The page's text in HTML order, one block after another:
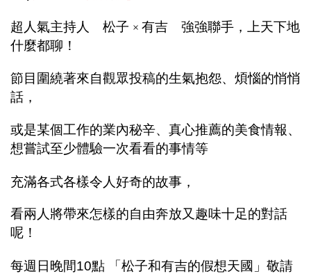
超人氣主持人 松子 × 有吉 強強聯手，上天下地
什麼都聊！
節目圍繞著來自觀眾投稿的生氣抱怨、煩惱的悄悄
話，
或是某個工作的業內秘辛、 真心推薦的美食情報、
想嘗試至少體驗一次看看的事情等
充滿各式各樣令人好奇的故事，
看兩人將帶來怎樣的自由奔放又趣味十足的對話
呢！
每週日晚間10點 「松子和有吉的假想天國」 敬請